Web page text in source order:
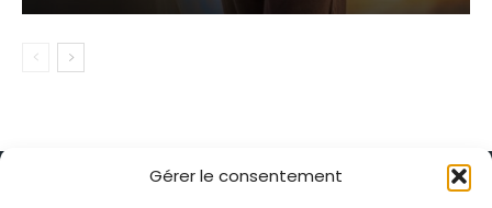
Gérer le consentement